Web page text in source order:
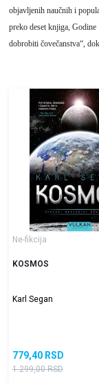
objavljenih naučnih i
preko deset knjiga,
dobrobiti čovečanstva“,
Ne-fikcija
KOSMOS
Karl Segan
779,40 RSD
1.299,00 RSD